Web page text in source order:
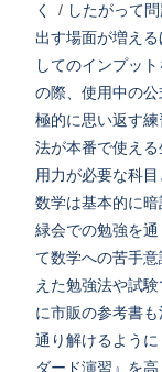
く
/ したがって
出す場面が増え
してのインプッ
の際、使用中の
極的に思い返す練
法が本番で使え
用力が必要な科
数学は基本的に
緑会での勉強を
て数学への苦手
えた勉強法や試
に市販の参考書
通り解けるように
ダード演習』を